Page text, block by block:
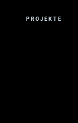
PROJEKTE